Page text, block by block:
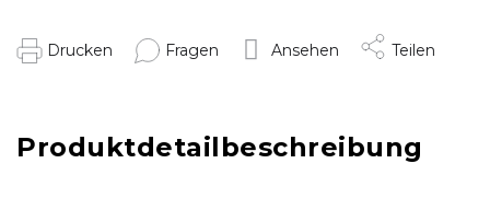
Drucken Fragen Ansehen Teilen
Produktdetailbeschreibung